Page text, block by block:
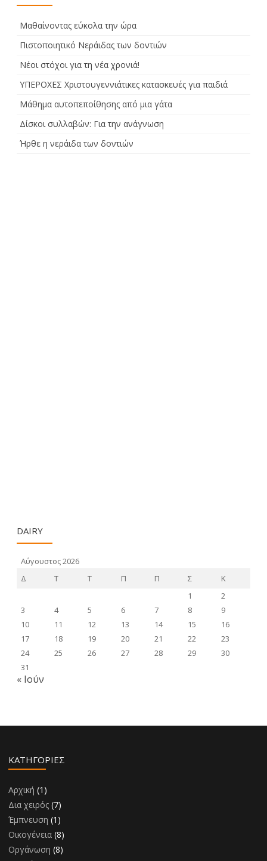
Μαθαίνοντας εύκολα την ώρα
Πιστοποιητικό Νεράιδας των δοντιών
Νέοι στόχοι για τη νέα χρονιά!
ΥΠΕΡΟΧΕΣ Χριστουγεννιάτικες κατασκευές για παιδιά
Μάθημα αυτοπεποίθησης από μια γάτα
Δίσκοι συλλαβών: Για την ανάγνωση
Ήρθε η νεράιδα των δοντιών
DAIRY
Αύγουστος 2026
Δ
Τ Τ Π Π Σ
Κ
1
2
3
4 5 6 7 8
9
10
11 12 13 14 15
16
17
18 19 20 21 22
23
24
25 26 27 28 29
30
31
« Ιούν
KΑΤΗΓΟΡΊΕΣ
Αρχική (1)
Δια χειρός (7)
Έμπνευση (1)
Οικογένεια (8)
Οργάνωση (8)